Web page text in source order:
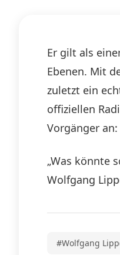
Er gilt als
Ebenen. Mit
zuletzt ein
offiziellen
Vorgänger
„Was könnte
Wolfgang
#Wolfgang